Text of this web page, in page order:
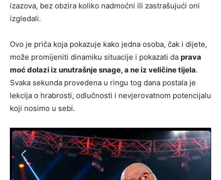
izazova, bez obzira koliko nadmoćni ili zastrašujući oni
izgledali.
Ovo je priča koja pokazuje kako jedna osoba, čak i dijete,
može promijeniti dinamiku situacije i pokazati da prava
moć dolazi iz unutrašnje snage, a ne iz veličine tijela.
Svaka sekunda provedena u ringu tog dana postala je
lekcija o hrabrosti, odlučnosti i nevjerovatnom potencijalu
koji nosimo u sebi.